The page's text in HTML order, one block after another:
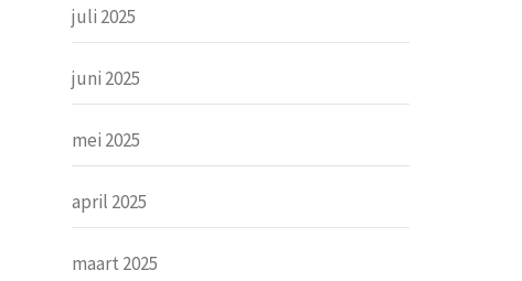
juli 2025
juni 2025
mei 2025
april 2025
maart 2025